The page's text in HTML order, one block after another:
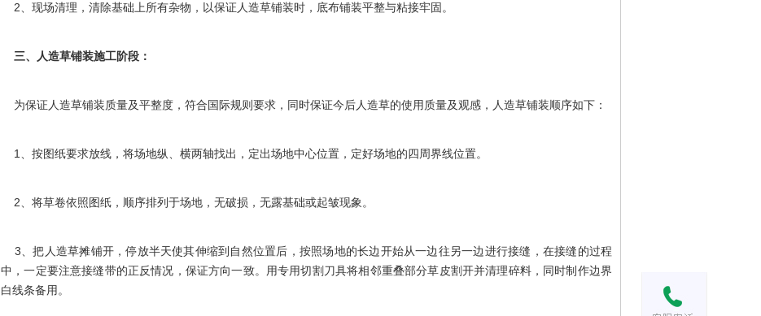
2、现场清理，清除基础上所有杂物，以保证人造草铺装时，底布铺装平整与粘接牢固。
三、人造草铺装施工阶段：
为保证人造草铺装质量及平整度，符合国际规则要求，同时保证今后人造草的使用质量及观感，人造草铺装顺序如下：
1、按图纸要求放线，将场地纵、横两轴找出，定出场地中心位置，定好场地的四周界线位置。
2、将草卷依照图纸，顺序排列于场地，无破损，无露基础或起皱现象。
3、把人造草摊铺开，停放半天使其伸缩到自然位置后，按照场地的长边开始从一边往另一边进行接缝，在接缝的过程
中，一定要注意接缝带的正反情况，保证方向一致。用专用切割刀具将相邻重叠部分草皮割开并清理碎料，同时制作边界
白线条备用。